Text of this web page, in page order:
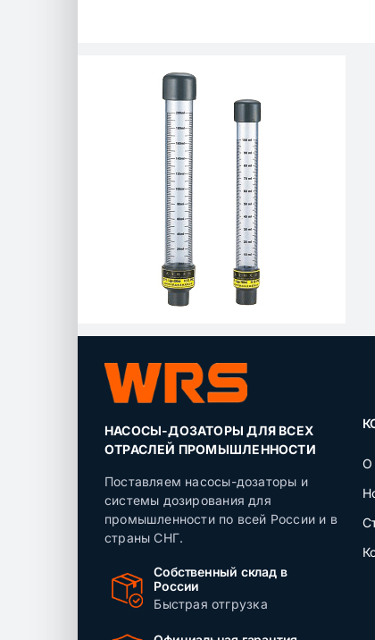
НАСОСЫ-ДОЗАТОРЫ ДЛЯ ВСЕХ
ОТРАСЛЕЙ ПРОМЫШЛЕННОСТИ
Поставляем насосы-дозаторы и
системы дозирования для
промышленности по всей России и в
страны СНГ.
Собственный склад в
России
Быстрая отгрузка
О